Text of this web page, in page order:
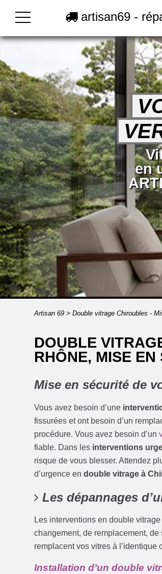
artisan69 -
en
Artisan 69> Double vitrage Chiroubles -
DOUBLE
RHÔNE, MISE EN
Mise en sécurité de
Vous avez besoin d’une
fissurées et ont besoin d’un
procédure. Vous avez besoin d’un
fiable. Dans les interventions
risque de vous blesser. Attendez
d’urgence endouble vitrage à
Les dépannages
Les interventions en double
changement, de remplacement,
remplacent vos vitres à
Installation d’un double